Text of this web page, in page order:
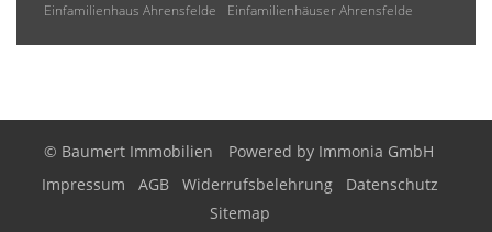
Einfamilienhaus Ahrensfelde
Einfamilienhäuser Ahrensfelde
© Baumert Immobilien Powered by Immonia GmbH
Impressum
AGB Widerrufsbelehrung
Datenschutz
Sitemap